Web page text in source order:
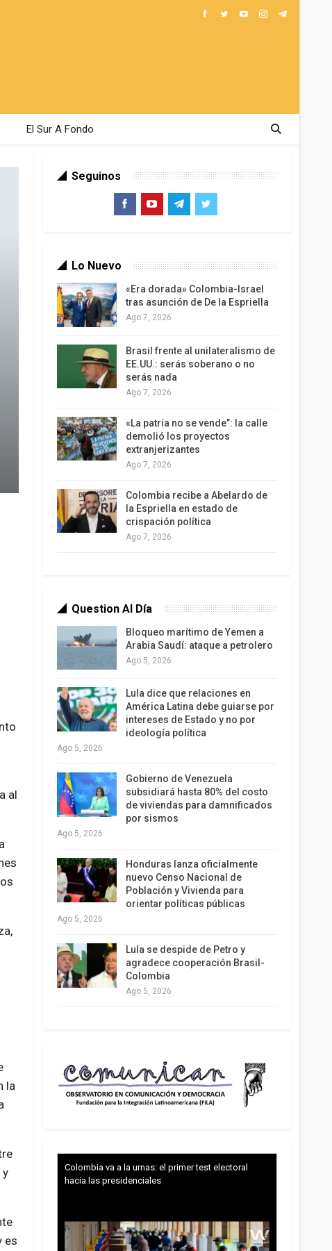
El Sur A Fondo
al
la
es
Seguinos
Lo Nuevo
«Era dorada» Colombia-Israel
tras asunción de De la Espriella
Ago 7, 2026
Brasil frente al unilateralismo de
EE.UU.: serás soberano o no
serás nada
Ago 7, 2026
«La patria no se vende”: la calle
demolió los proyectos
extranjerizantes
Ago 7, 2026
Colombia recibe a Abelardo de
la Espriella en estado de
crispación política
Ago 7, 2026
Question Al Día
Bloqueo marítimo de Yemen a
Arabia Saudí: ataque a petrolero
Ago 5, 2026
Lula dice que relaciones en
América Latina debe guiarse por
intereses de Estado y no por
ideología política
Ago 5, 2026
Gobierno de Venezuela
subsidiará hasta 80% del costo
de viviendas para damnificados
por sismos
Ago 5, 2026
Honduras lanza oficialmente
nuevo Censo Nacional de
Población y Vivienda para
orientar políticas públicas
Ago 5, 2026
Lula se despide de Petro y
agradece cooperación Brasil-
Colombia
Ago 5, 2026
Colombia va a la urnas: el primer test electoral
hacia las presidenciales